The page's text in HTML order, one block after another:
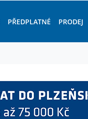
PŘEDPLATNÉ PRODEJ